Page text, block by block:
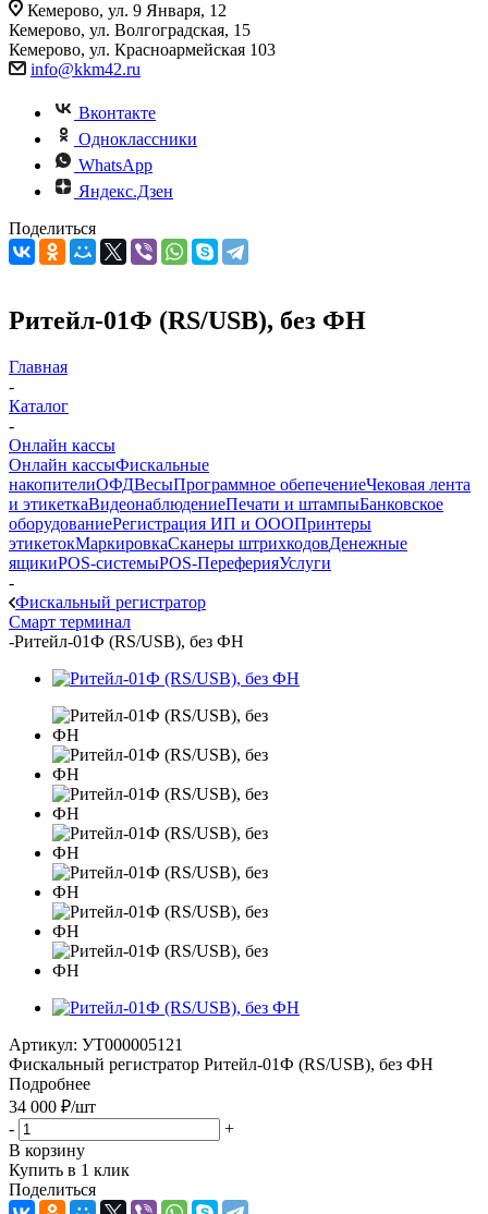
Кемерово, ул. 9 Января, 12
Кемерово, ул. Волгоградская, 15
Кемерово, ул. Красноармейская 103
info@kkm42.ru
Вконтакте
Одноклассники
WhatsApp
Яндекс.Дзен
Поделиться
Ритейл-01Ф (RS/USB), без ФН
Главная
-
Каталог
-
Онлайн кассы
Онлайн кассыФискальные
накопителиОФДВесыПрограммное обепечениеЧековая лента
и этикеткаВидеонаблюдениеПечати и штампыБанковское
оборудованиеРегистрация ИП и ОООПринтеры
этикетокМаркировкаСканеры штрихкодовДенежные
ящикиPOS-системыPOS-ПереферияУслуги
-
Фискальный регистратор
Смарт терминал
-Ритейл-01Ф (RS/USB), без ФН
Артикул: УТ000005121
Фискальный регистратор Ритейл-01Ф (RS/USB), без ФН
Подробнее
34 000 ₽/шт
-
+
В корзину
Купить в 1 клик
Поделиться